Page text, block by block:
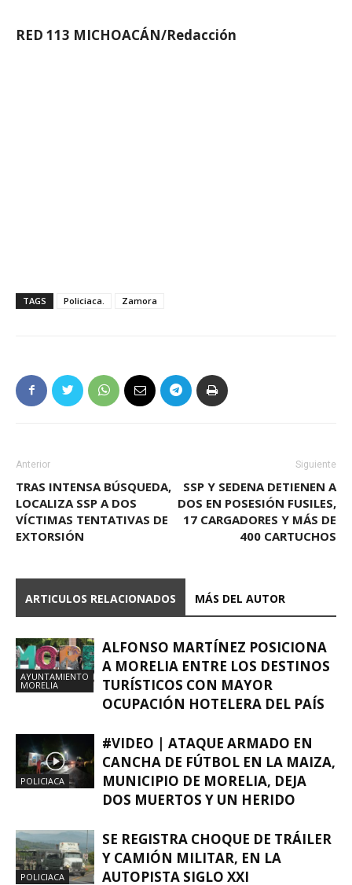
RED 113 MICHOACÁN/Redacción
TAGS Policiaca. Zamora
Anterior
TRAS INTENSA BÚSQUEDA,
LOCALIZA SSP A DOS
VÍCTIMAS TENTATIVAS DE
EXTORSIÓN
Siguiente
SSP Y SEDENA DETIENEN A
DOS EN POSESIÓN FUSILES,
17 CARGADORES Y MÁS DE
400 CARTUCHOS
ARTICULOS RELACIONADOS MÁS DEL AUTOR
AYUNTAMIENTO
MORELIA
ALFONSO MARTÍNEZ POSICIONA
A MORELIA ENTRE LOS DESTINOS
TURÍSTICOS CON MAYOR
OCUPACIÓN HOTELERA DEL PAÍS
POLICIACA
#VIDEO | ATAQUE ARMADO EN
CANCHA DE FÚTBOL EN LA MAIZA,
MUNICIPIO DE MORELIA, DEJA
DOS MUERTOS Y UN HERIDO
POLICIACA
SE REGISTRA CHOQUE DE TRÁILER
Y CAMIÓN MILITAR, EN LA
AUTOPISTA SIGLO XXI